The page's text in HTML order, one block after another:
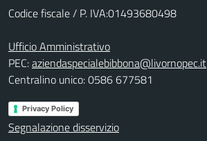
Codice fiscale / P. IVA:01493680498
Ufficio Amministrativo
PEC:aziendaspecialebibbona@livornopec.it
Centralino unico: 0586 677581
Privacy Policy
Segnalazione disservizio